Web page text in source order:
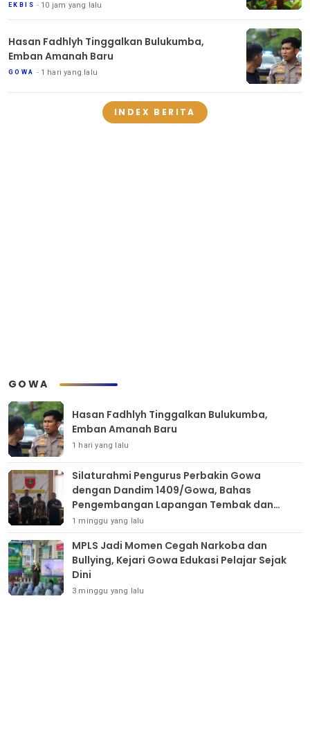
EKBIS 10 jam yang lalu
Hasan Fadhlyh Tinggalkan Bulukumba,
Emban Amanah Baru
GOWA 1 hari yang lalu
INDEX BERITA
GOWA
Hasan Fadhlyh Tinggalkan Bulukumba,
Emban Amanah Baru
1 hari yang lalu
Silaturahmi Pengurus Perbakin Gowa
dengan Dandim 1409/Gowa, Bahas
Pengembangan Lapangan Tembak dan
Pembinaan Atlet
1 minggu yang lalu
MPLS Jadi Momen Cegah Narkoba dan
Bullying, Kejari Gowa Edukasi Pelajar Sejak
Dini
3 minggu yang lalu